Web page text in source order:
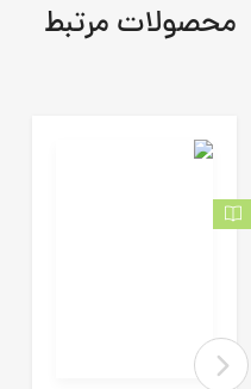
محصولات مرتبط